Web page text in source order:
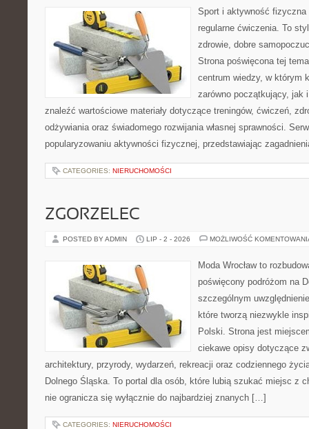
Sport i aktywność
regularne ćwiczenia. To
zdrowie, dobre
Strona poświęcona tej
centrum wiedzy, w którym
zarówno początkujący, jak
znaleźć wartościowe materiały dotyczące treningów, ćwiczeń,
odżywiania oraz świadomego rozwijania własnej sprawności.
popularyzowaniu aktywności fizycznej, przedstawiając
CATEGORIES: NIERUCHOMOŚCI
ZGORZELEC
POSTED BY ADMIN LIP - 2 - 2026 MOŻLIWOŚĆ
Moda Wrocław to
poświęcony podróżom na
szczególnym
które tworzą niezwykle
Polski. Strona jest
ciekawe opisy dotyczące
architektury, przyrody, wydarzeń, rekreacji oraz codziennego
Dolnego Śląska. To portal dla osób, które lubią szukać miejsc z
nie ogranicza się wyłącznie do najbardziej znanych […]
CATEGORIES: NIERUCHOMOŚCI